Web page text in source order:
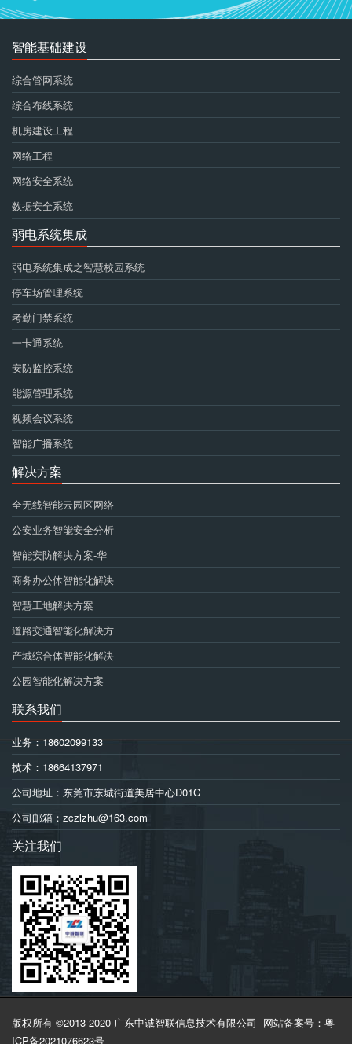
智能基础建设
综合管网系统
综合布线系统
机房建设工程
网络工程
网络安全系统
数据安全系统
弱电系统集成
弱电系统集成之智慧校园系统
停车场管理系统
考勤门禁系统
一卡通系统
安防监控系统
能源管理系统
视频会议系统
智能广播系统
解决方案
全无线智能云园区网络
公安业务智能安全分析
智能安防解决方案-华
商务办公体智能化解决
智慧工地解决方案
道路交通智能化解决方
产城综合体智能化解决
公园智能化解决方案
联系我们
业务：18602099133
技术：18664137971
公司地址：东莞市东城街道美居中心D01C
公司邮箱：zczlzhu@163.com
关注我们
版权所有 ©2013-2020 广东中诚智联信息技术有限公司 网站备案号：粤
ICP备2021076623号